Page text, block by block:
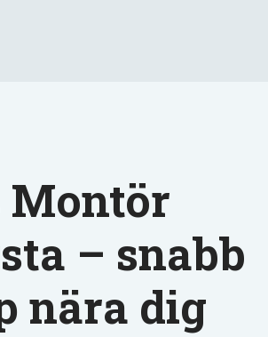
Montör
– snabb
nära dig